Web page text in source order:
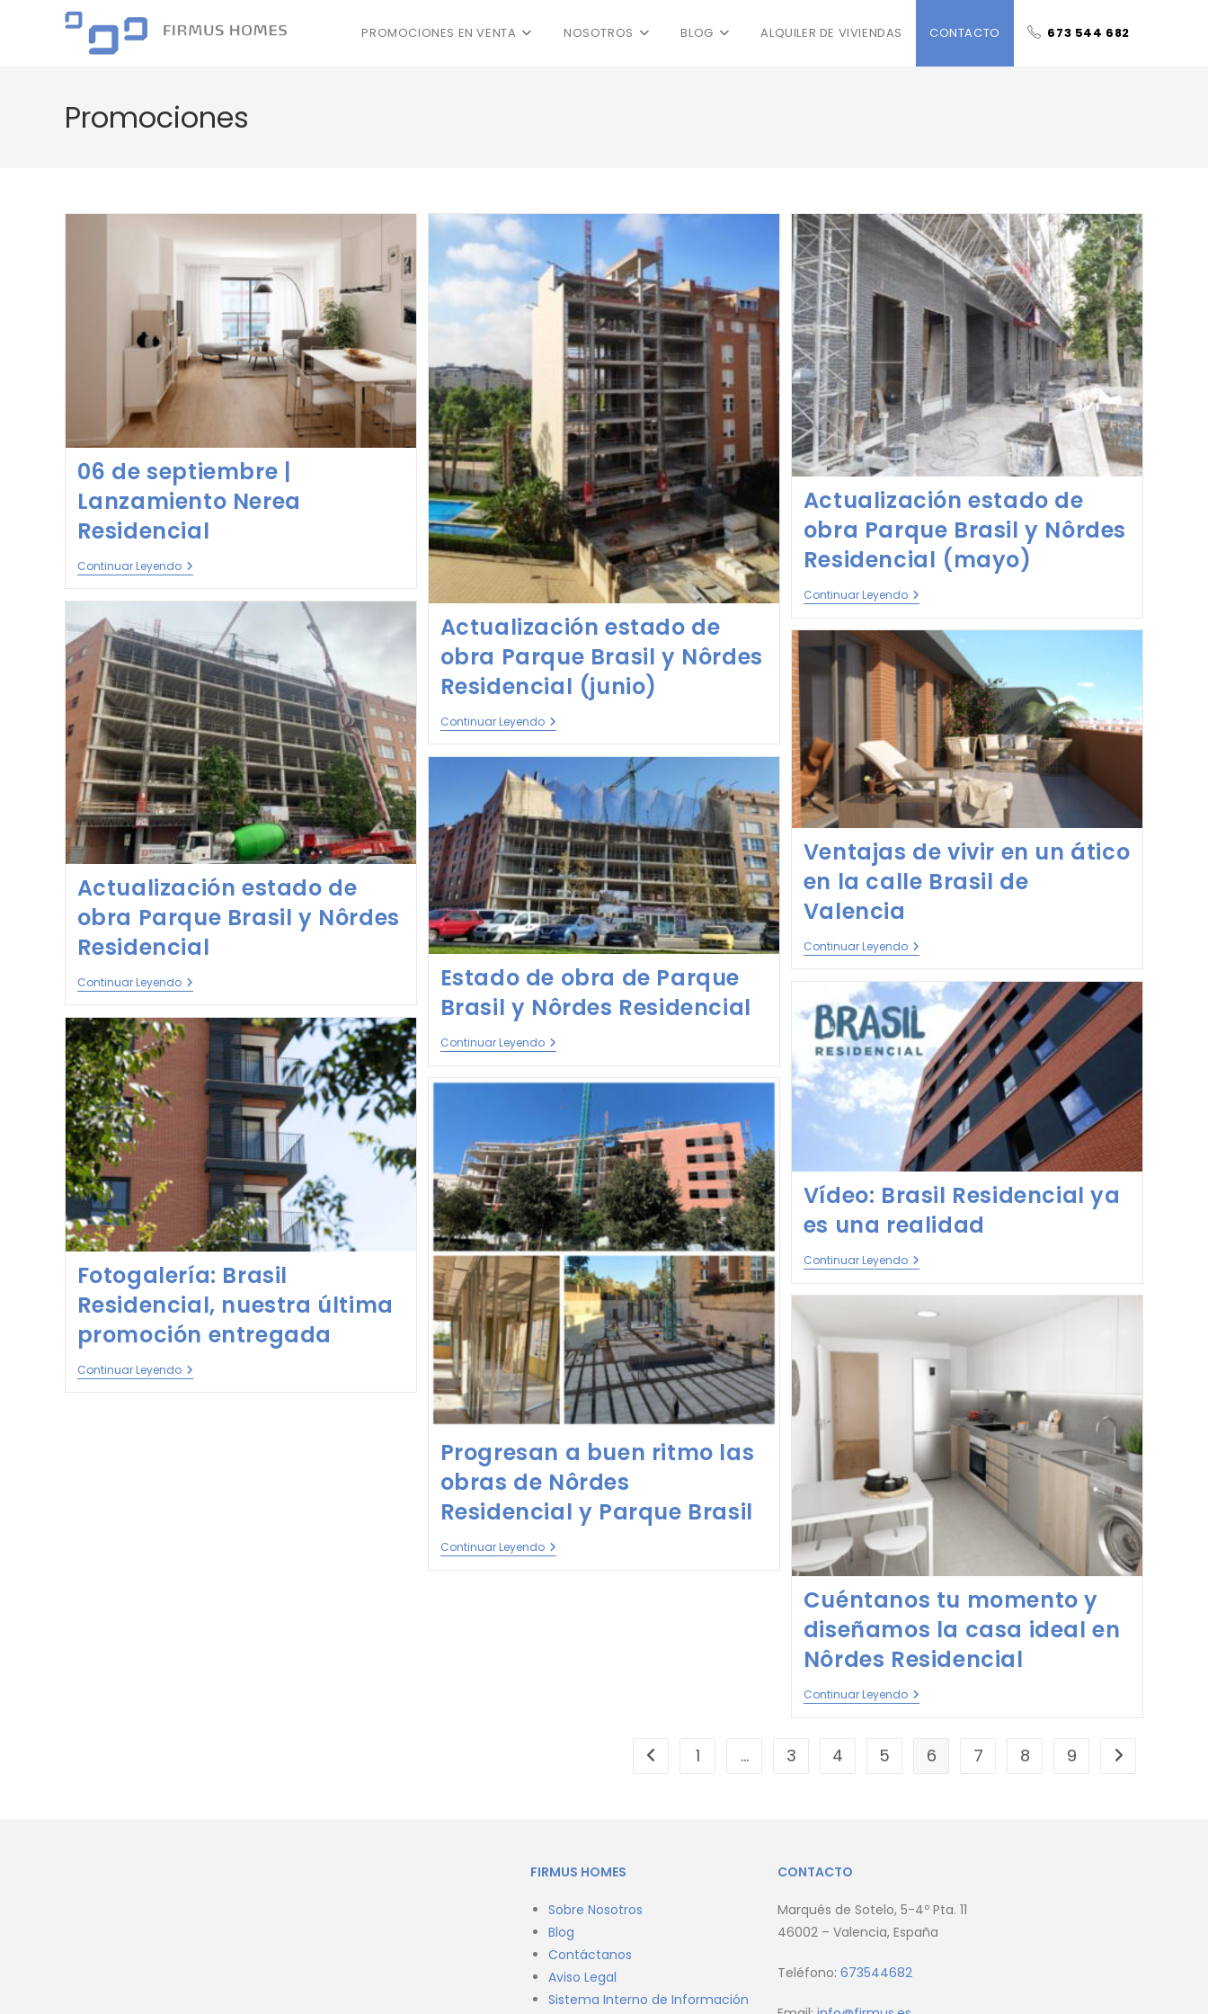
PROMOCIONES EN VENTA NOSOTROS BLOG ALQUILER DE VIVIENDAS CONTACTO 673 544 682
Promociones
06 de septiembre |
Lanzamiento Nerea
Residencial
Continuar Leyendo
Actualización estado de
obra Parque Brasil y Nôrdes
Residencial (junio)
Continuar Leyendo
Actualización estado de
obra Parque Brasil y Nôrdes
Residencial (mayo)
Continuar Leyendo
Actualización estado de
obra Parque Brasil y Nôrdes
Residencial
Continuar Leyendo
Ventajas de vivir en un ático
en la calle Brasil de
Valencia
Continuar Leyendo
Estado de obra de Parque
Brasil y Nôrdes Residencial
Continuar Leyendo
Vídeo: Brasil Residencial ya
es una realidad
Continuar Leyendo
Fotogalería: Brasil
Residencial, nuestra última
promoción entregada
Continuar Leyendo
Progresan a buen ritmo las
obras de Nôrdes
Residencial y Parque Brasil
Continuar Leyendo
Cuéntanos tu momento y
diseñamos la casa ideal en
Nôrdes Residencial
Continuar Leyendo
1 … 3 4 5 6 7 8 9
FIRMUS HOMES
Sobre Nosotros
Blog
Contáctanos
Aviso Legal
Sistema Interno de Información
CONTACTO
Marqués de Sotelo, 5-4º Pta. 11
46002 – Valencia, España
Teléfono: 673544682